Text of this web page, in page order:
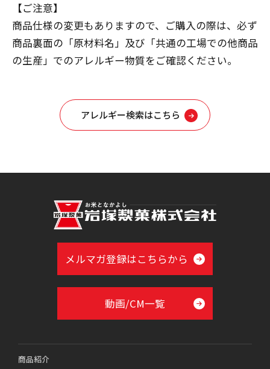
【ご注意】
商品仕様の変更もありますので、ご購入の際は、必ず
商品裏面の「原材料名」及び「共通の工場での他商品
の生産」でのアレルギー物質をご確認ください。
アレルギー検索はこちら
メルマガ登録はこちらから
動画/CM一覧
商品紹介